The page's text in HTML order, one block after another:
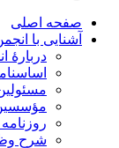
صفحه اصلی
آشنایی با انجمن
دربارۀ
اساسنامه
مسئولین
مؤسسین
روزنامه
شرح